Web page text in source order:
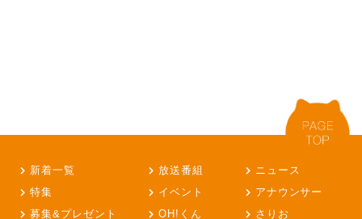
新着一覧 放送番組
ニュース
特集
イベント
アナウンサー
募集&プレゼント
OH!くん さりお